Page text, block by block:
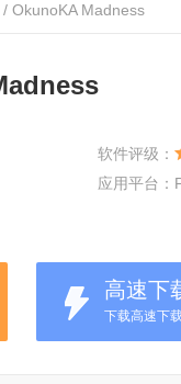
/ OkunoKA Madness
软件评级：
应用平台：
高速下
下载高速下